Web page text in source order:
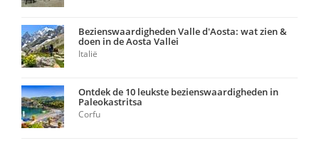
Bezienswaardigheden Valle d'Aosta: wat zien &
doen in de Aosta Vallei
Italië
Ontdek de 10 leukste bezienswaardigheden in
Paleokastritsa
Corfu